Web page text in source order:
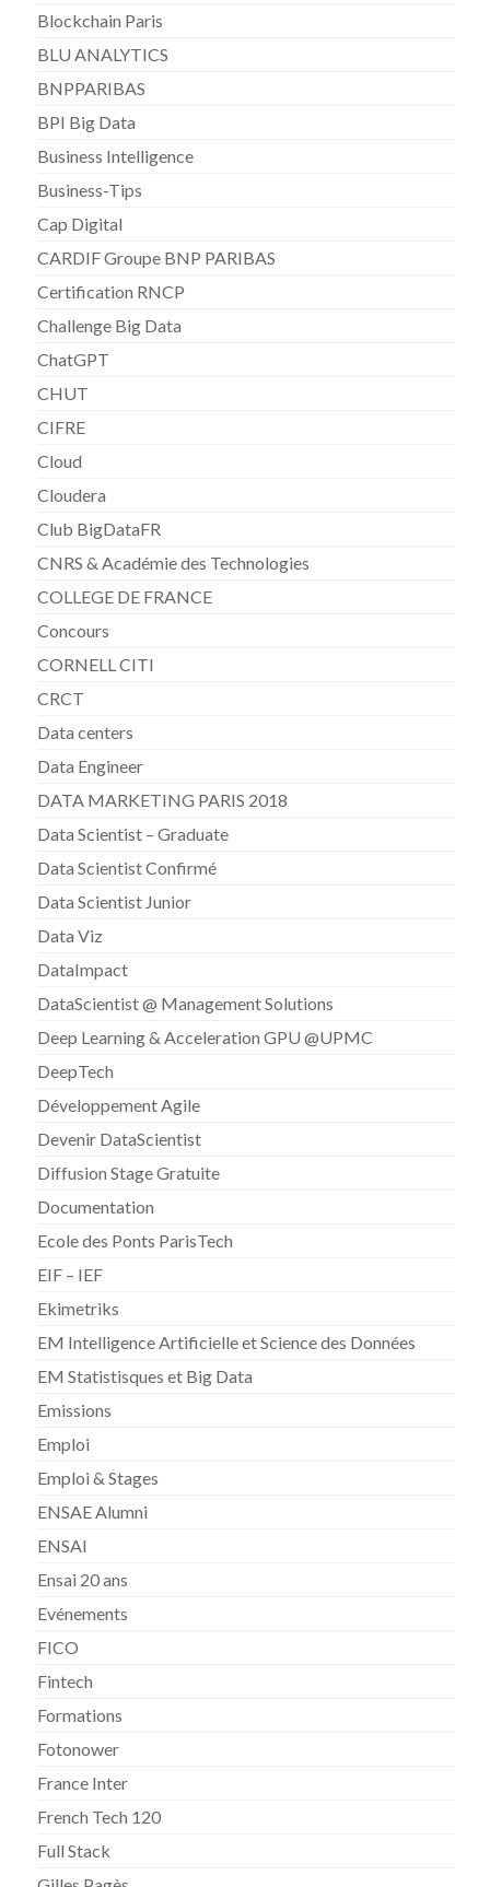
Blockchain Paris
BLU ANALYTICS
BNPPARIBAS
BPI Big Data
Business Intelligence
Business-Tips
Cap Digital
CARDIF Groupe BNP PARIBAS
Certification RNCP
Challenge Big Data
ChatGPT
CHUT
CIFRE
Cloud
Cloudera
Club BigDataFR
CNRS & Académie des Technologies
COLLEGE DE FRANCE
Concours
CORNELL CITI
CRCT
Data centers
Data Engineer
DATA MARKETING PARIS 2018
Data Scientist – Graduate
Data Scientist Confirmé
Data Scientist Junior
Data Viz
DataImpact
DataScientist @ Management Solutions
Deep Learning & Acceleration GPU @UPMC
DeepTech
Développement Agile
Devenir DataScientist
Diffusion Stage Gratuite
Documentation
Ecole des Ponts ParisTech
EIF – IEF
Ekimetriks
EM Intelligence Artificielle et Science des Données
EM Statistisques et Big Data
Emissions
Emploi
Emploi & Stages
ENSAE Alumni
ENSAI
Ensai 20 ans
Evénements
FICO
Fintech
Formations
Fotonower
France Inter
French Tech 120
Full Stack